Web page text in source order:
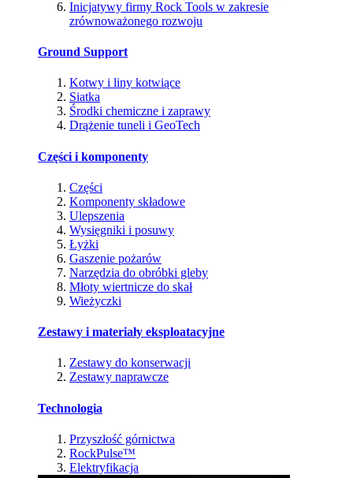
Inicjatywy firmy Rock Tools w zakresie
zrównoważonego rozwoju
Ground Support
Kotwy i liny kotwiące
Siatka
Środki chemiczne i zaprawy
Drążenie tuneli i GeoTech
Części i komponenty
Części
Komponenty składowe
Ulepszenia
Wysięgniki i posuwy
Łyżki
Gaszenie pożarów
Narzędzia do obróbki gleby
Młoty wiertnicze do skał
Wieżyczki
Zestawy i materiały eksploatacyjne
Zestawy do konserwacji
Zestawy naprawcze
Technologia
Przyszłość górnictwa
RockPulse™
Elektryfikacja